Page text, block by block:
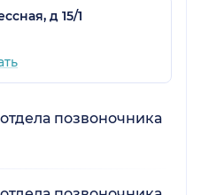
д 15/1
позвоночника